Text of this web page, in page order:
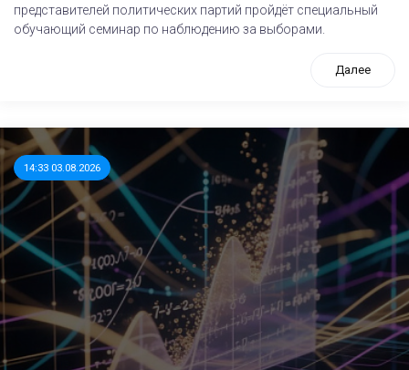
представителей политических партий пройдёт специальный
обучающий семинар по наблюдению за выборами.
Далее
14:33 03.08.2026